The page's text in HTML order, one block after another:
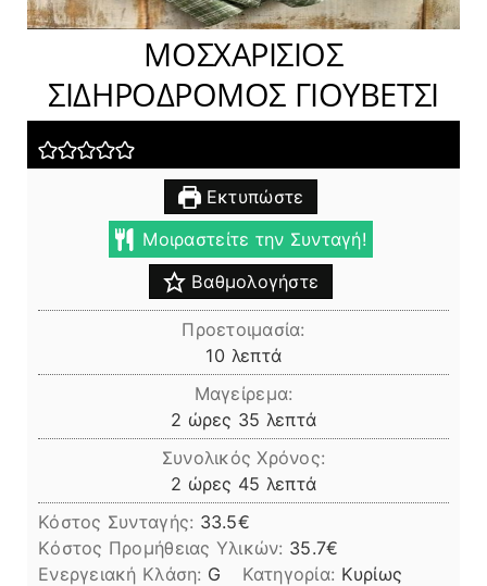
ΜΟΣΧΑΡΙΣΙΟΣ
ΣΙΔΗΡΟΔΡΟΜΟΣ ΓΙΟΥΒΕΤΣΙ
Εκτυπώστε
Μοιραστείτε την Συνταγή!
Βαθμολογήστε
Προετοιμασία:
10 λεπτά
λεπτά
Μαγείρεμα:
2 ώρες
ώρες 35 λεπτά
λεπτά
Συνολικός Χρόνος:
2 ώρες
ώρες 45 λεπτά
λεπτά
Κόστος Συνταγής: 33.5€
Kόστος Προμήθειας Υλικών: 35.7
Ενεργειακή Κλάση: G Κατηγορία: Κυρίως